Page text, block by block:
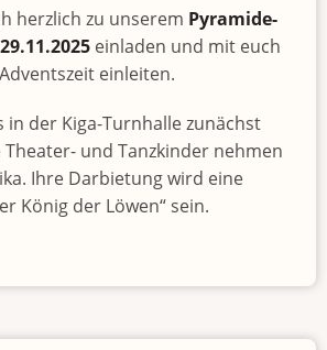
herzlich zu unserem Pyramide-
29.11.2025 einladen und mit euch
einleiten.
in der Kiga-Turnhalle zunächst
und Tanzkinder nehmen
Ihre Darbietung wird eine
König der Löwen“ sein.